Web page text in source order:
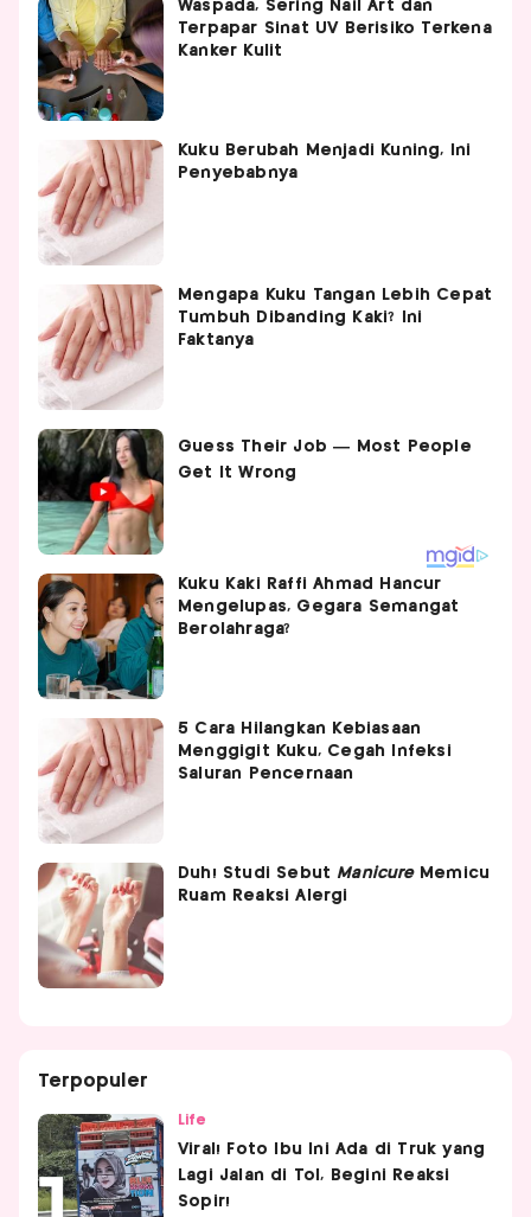
Waspada, Sering Nail Art dan
Terpapar Sinat UV Berisiko Terkena
Kanker Kulit
Kuku Berubah Menjadi Kuning, Ini
Penyebabnya
Mengapa Kuku Tangan Lebih Cepat
Tumbuh Dibanding Kaki? Ini
Faktanya
Kuku Kaki Raffi Ahmad Hancur
Mengelupas, Gegara Semangat
Berolahraga?
5 Cara Hilangkan Kebiasaan
Menggigit Kuku, Cegah Infeksi
Saluran Pencernaan
Duh! Studi Sebut ManicureMemicu
Ruam Reaksi Alergi
Terpopuler
Life
Viral! Foto Ibu Ini Ada di Truk yang
Lagi Jalan di Tol, Begini Reaksi
Sopir!